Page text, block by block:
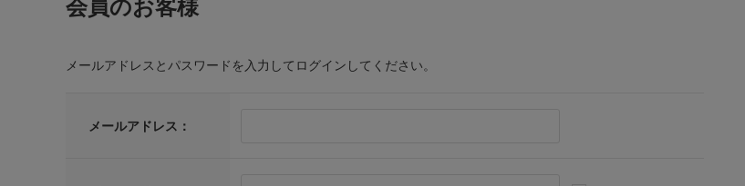
会員のお客様
メールアドレスとパスワードを入力してログインしてください。
メールアドレス：